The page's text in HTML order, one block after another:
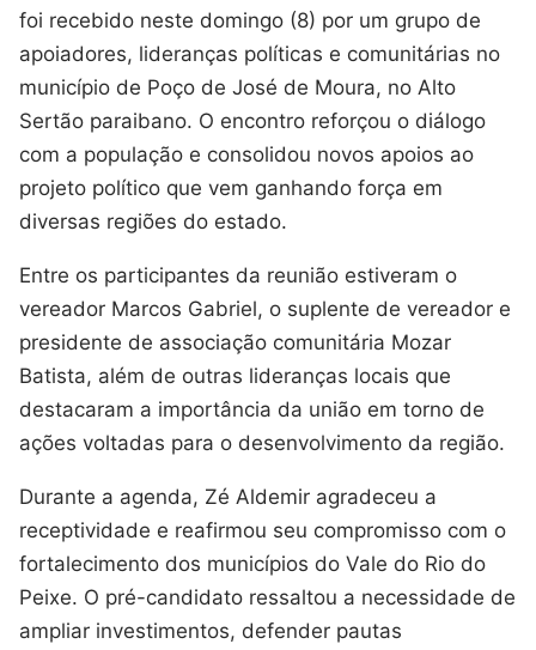
foi recebido neste domingo (8) por um grupo de
apoiadores, lideranças políticas e comunitárias no
município de Poço de José de Moura, no Alto
Sertão paraibano. O encontro reforçou o diálogo
com a população e consolidou novos apoios ao
projeto político que vem ganhando força em
diversas regiões do estado.
Entre os participantes da reunião estiveram o
vereador Marcos Gabriel, o suplente de vereador e
presidente de associação comunitária Mozar
Batista, além de outras lideranças locais que
destacaram a importância da união em torno de
ações voltadas para o desenvolvimento da região.
Durante a agenda, Zé Aldemir agradeceu a
receptividade e reafirmou seu compromisso com o
fortalecimento dos municípios do Vale do Rio do
Peixe. O pré-candidato ressaltou a necessidade de
ampliar investimentos, defender pautas